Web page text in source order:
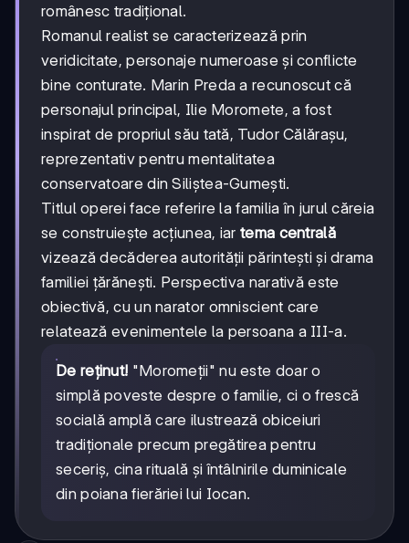
românesc tradițional.
Romanul realist se caracterizează prin
veridicitate, personaje numeroase și conflicte
bine conturate. Marin Preda a recunoscut că
personajul principal, Ilie Moromete, a fost
inspirat de propriul său tată, Tudor Călărașu,
reprezentativ pentru mentalitatea
conservatoare din Siliștea-Gumești.
Titlul operei face referire la familia în jurul căreia
se construiește acțiunea, iartema centrală
vizează decăderea autorității părintești și drama
familiei țărănești. Perspectiva narativă este
obiectivă, cu un narator omniscient care
relatează evenimentele la persoana a III-a.
De reținut! "Moromeții" nu este doar o
simplă poveste despre o familie, ci o frescă
socială amplă care ilustrează obiceiuri
tradiționale precum pregătirea pentru
seceriș, cina rituală și întâlnirile duminicale
din poiana fierăriei lui Iocan.